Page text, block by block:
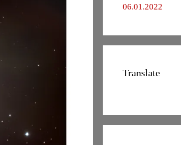
06.01.2022
Translate